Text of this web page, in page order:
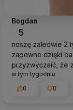
Bogdan
5
noszę zaledwie 2
zapewne dzięki
przyzwyczaić, że
w tym tygodniu
0
0